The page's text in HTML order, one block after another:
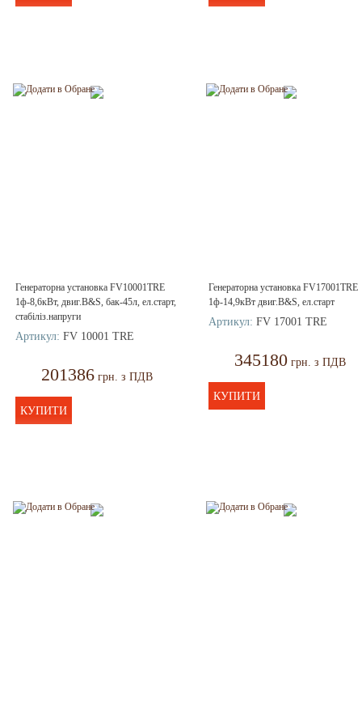
Генераторна установка FV10001TRE
1ф-8,6кВт, двиг.B&S, бак-45л, ел.старт,
стабіліз.напруги
Артикул: FV 10001 TRE
201386грн. з ПДВ
КУПИТИ
Генераторна установка FV17001TRE
1ф-14,9кВт двиг.B&S, ел.старт
Артикул: FV 17001 TRE
345180грн. з ПДВ
КУПИТИ